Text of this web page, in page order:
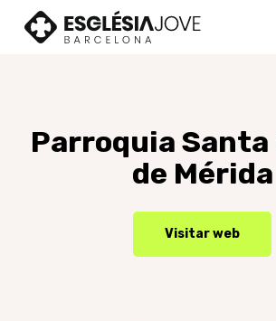
Parroquia Santa
de Mérida
Visitar web